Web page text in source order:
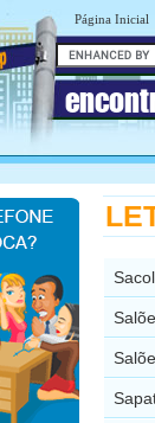
Página Inicial